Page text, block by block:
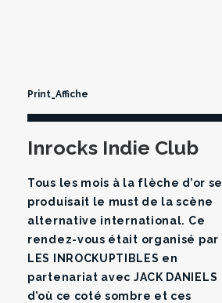
Print_Affiche
Inrocks Indie Club
Tous les mois à la flèche d’or se
produisait le must de la scène
alternative international. Ce
rendez-vous était organisé par
LES INROCKUPTIBLES en
partenariat avec JACK DANIELS
d’où ce coté sombre et ces